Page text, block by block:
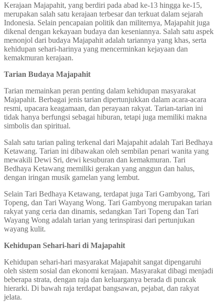
Kerajaan Majapahit, yang berdiri pada abad ke-13 hingga ke-15,
merupakan salah satu kerajaan terbesar dan terkuat dalam sejarah
Indonesia. Selain pencapaian politik dan militernya, Majapahit juga
dikenal dengan kekayaan budaya dan keseniannya. Salah satu aspek
menonjol dari budaya Majapahit adalah tariannya yang khas, serta
kehidupan sehari-harinya yang mencerminkan kejayaan dan
kemakmuran kerajaan.
Tarian Budaya Majapahit
Tarian memainkan peran penting dalam kehidupan masyarakat
Majapahit. Berbagai jenis tarian dipertunjukkan dalam acara-acara
resmi, upacara keagamaan, dan perayaan rakyat. Tarian-tarian ini
tidak hanya berfungsi sebagai hiburan, tetapi juga memiliki makna
simbolis dan spiritual.
Salah satu tarian paling terkenal dari Majapahit adalah Tari Bedhaya
Ketawang. Tarian ini dibawakan oleh sembilan penari wanita yang
mewakili Dewi Sri, dewi kesuburan dan kemakmuran. Tari
Bedhaya Ketawang memiliki gerakan yang anggun dan halus,
dengan iringan musik gamelan yang lembut.
Selain Tari Bedhaya Ketawang, terdapat juga Tari Gambyong, Tari
Topeng, dan Tari Wayang Wong. Tari Gambyong merupakan tarian
rakyat yang ceria dan dinamis, sedangkan Tari Topeng dan Tari
Wayang Wong adalah tarian yang terinspirasi dari pertunjukan
wayang kulit.
Kehidupan Sehari-hari di Majapahit
Kehidupan sehari-hari masyarakat Majapahit sangat dipengaruhi
oleh sistem sosial dan ekonomi kerajaan. Masyarakat dibagi menjadi
beberapa strata, dengan raja dan keluarganya berada di puncak
hierarki. Di bawah raja terdapat bangsawan, pejabat, dan rakyat
jelata.